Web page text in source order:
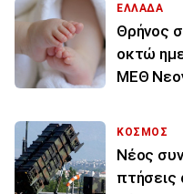
ΕΛΛΑΔΑ
Θρήνος
οκτώ
ΜΕΘ
ΚΟΣΜΟΣ
Νέος
πτήσεις